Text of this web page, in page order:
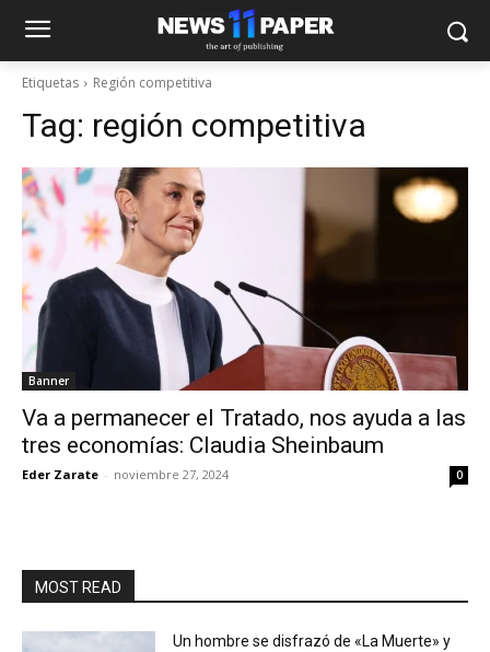
Etiquetas Región competitiva
Tag: región competitiva
Banner
Va a permanecer el Tratado, nos ayuda a las
tres economías: Claudia Sheinbaum
Eder Zarate - noviembre 27, 2024 0
MOST READ
Un hombre se disfrazó de «La Muerte» y